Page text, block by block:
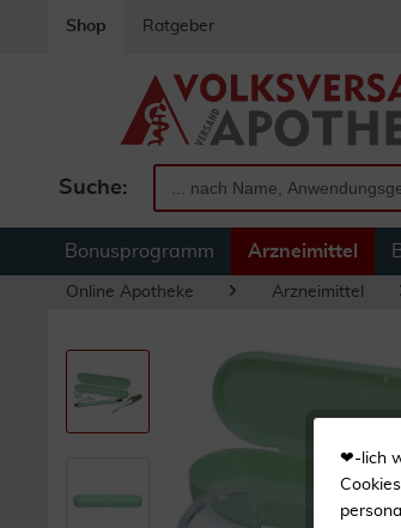
Shop Ratgeber
Suche:
Bonusprogramm Arzneimittel
Online Apotheke Arzneimittel
❤-lich